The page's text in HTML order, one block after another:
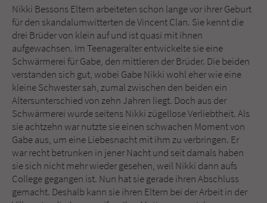
Nikki Bessons Eltern arbeiteten schon lange vor ihrer Geburt
für den skandalumwitterten de Vincent Clan. Sie kennt die
drei Brüder von klein auf und ist quasi mit ihnen
aufgewachsen. Im Teenageralter entwickelte sie eine
Schwärmerei für Gabe, den mittleren der Brüder. Die beiden
verstanden sich gut, wobei Gabe Nikki wohl eher wie eine
kleine Schwester sah, zumal zwischen den beiden ein
Altersunterschied von zehn Jahren liegt. Doch aus der
Schwärmerei wurde seitens Nikki zügellose Verliebtheit. Als
sie achtzehn war nutzte sie einen schwachen Moment von
Gabe aus, um eine Liebesnacht mit ihm zu verbringen. Er
war recht betrunken in jener Nacht und seit damals haben
sie sich nicht mehr wieder gesehen, weil Nikki dann aufs
College gegangen ist. Nun hat sie gerade ihren Abschluss
gemacht. Deshalb kann sie ihren Eltern bei der Arbeit in der
Sicherheitscode des Kontaktformulars zu
überprüfen.